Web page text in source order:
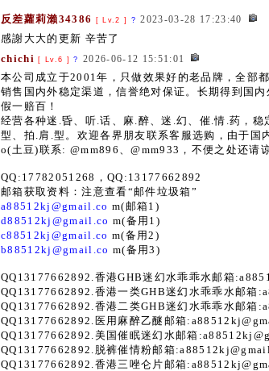
反差蘿莉瀨34386 [ Lv.2 ] ? 2023-03-28 17:23:40
感謝大大的更新 辛苦了
chichi [ Lv.6 ]? 2026-06-12 15:51:01
本公司成立于2001年，只做效果好的老品牌，全部
销售国内外稳定渠道，信誉绝对保证。长期得到国
假一赔百！
经营各种迷.昏、听.话、麻.醉、迷.幻、催.情.药，
型、拍.肩.型。欢迎各界朋友联系客服选购，由于
o(土豆)联系: @mm896、@mm933，不便之处还
QQ:17782051268，QQ:13177662892
邮箱获取资料：注意查看“邮件垃圾箱”
a88512kj@gmail.co m(邮箱1)
d88512kj@gmail.co m(备用1)
c88512kj@gmail.co m(备用2)
b88512kj@gmail.co m(备用3)
QQ13177662892.香港GHB迷幻水乖乖水邮箱
QQ13177662892.香港一类GHB迷幻水乖乖水邮箱
QQ13177662892.香港二类GHB迷幻水乖乖水邮箱
QQ13177662892.医用麻醉乙醚邮箱
QQ13177662892.美国催眠迷幻水邮箱
QQ13177662892.脱裤催情粉邮箱
QQ13177662892.香港三唑仑片邮箱